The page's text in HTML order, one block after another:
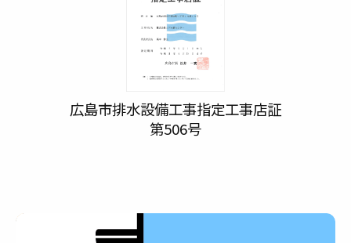
広島市排水設備工事指定工事店証
第506号